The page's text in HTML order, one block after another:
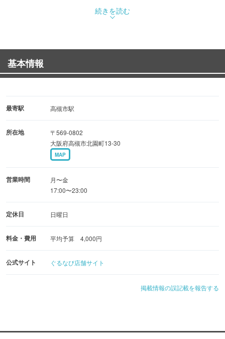
からだに良くて、美容にもおすすめのウツボを是
≪2階≫個室座敷（当目の間ご予約は4名より8名様まで）
1日1組限定(コース料理のみ3800円より)
時間および他のお客様を気にせずご利用できます
続きを読む
基本情報
最寄駅 高槻市駅
所在地
〒569-0802
大阪府高槻市北園町13-30
MAP
営業時間
月〜金
17:00〜23:00
定休日 日曜日
料金・費用 平均予算 4,000円
公式サイト ぐるなび店舗サイト
掲載情報の誤記載を報告する